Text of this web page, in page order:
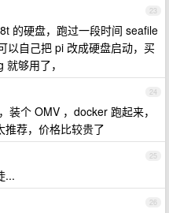
23
的硬盘，跑过一段时间 seafile
以自己把 pi 改成硬盘启动，买
够用了，
24
装个 OMV ，docker 跑起来，
推荐，价格比较贵了
25
...
26